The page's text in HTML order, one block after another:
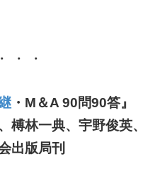
・ ・
・M＆A 90問90答』
榑林一典、宇野俊英、
出版局刊